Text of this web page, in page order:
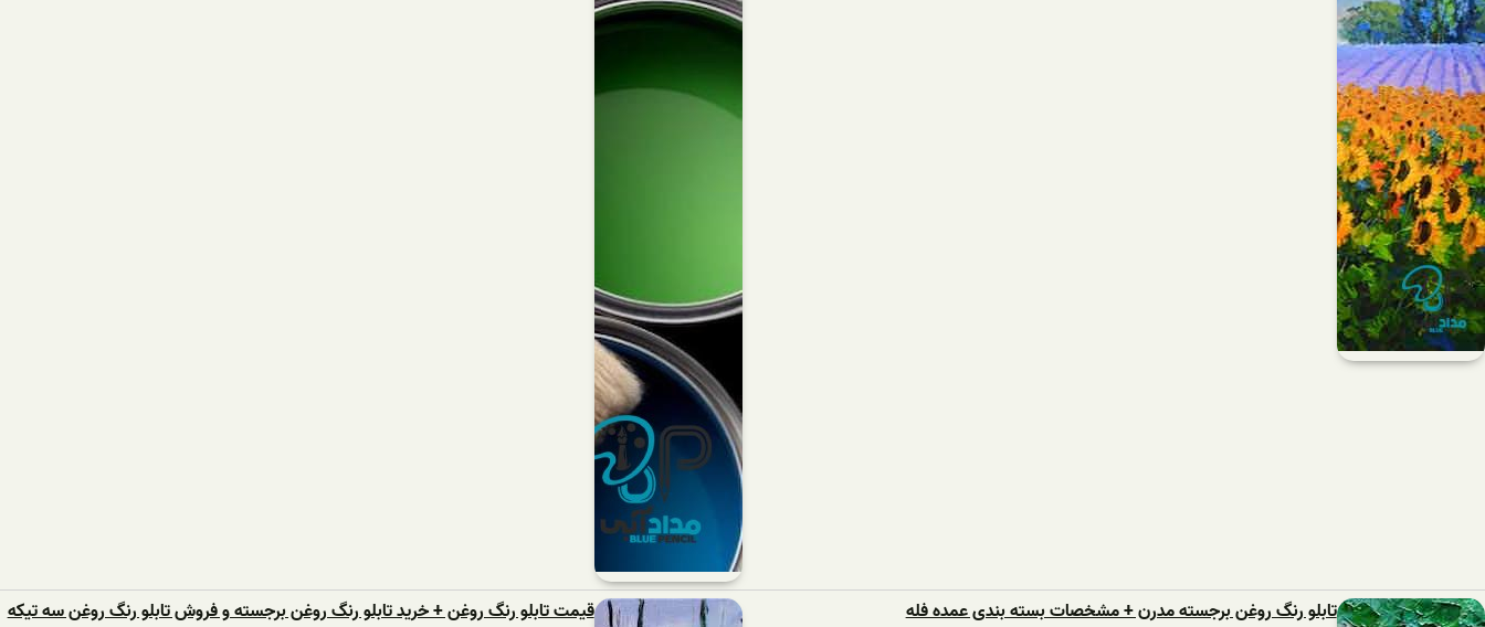
تابلو رنگ روغن برجسته مدرن + مشخصات بسته بندی عمده فله قیمت تابلو رنگ روغن + خرید تابلو رنگ روغن برجسته و فروش تابلو رنگ روغن سه تیکه